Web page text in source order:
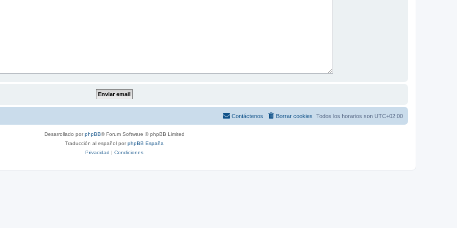
Todos los horarios son UTC+02:00
Borrar cookies
Contáctenos
Desarrollado porphpBB® Forum Software © phpBB Limited
Traducción al español porphpBB España
Privacidad | Condiciones